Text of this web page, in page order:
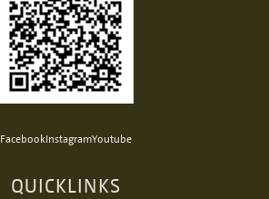
FacebookInstagramYoutube
QUICKLINKS